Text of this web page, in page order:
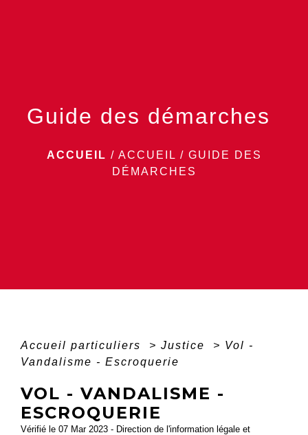
Guide des démarches
ACCUEIL / ACCUEIL / GUIDE DES
DÉMARCHES
Accueil particuliers > Justice > Vol -
Vandalisme - Escroquerie
VOL - VANDALISME -
ESCROQUERIE
Vérifié le 07 Mar 2023 - Direction de l'information légale et